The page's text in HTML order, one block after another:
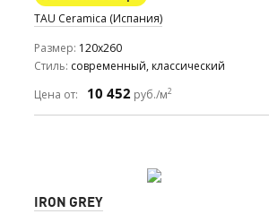
TAU Ceramica (Испания)
Размер 120x260
Стиль современный, классический
Цена от:
10 452 руб./м2
IRON GREY